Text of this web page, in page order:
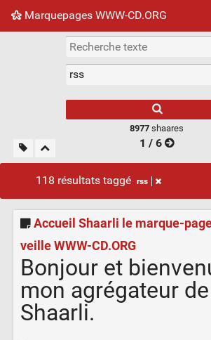
Marquepages WWW-CD.ORG
Nuage de tags Mur d'images
8977 shaares
1 / 6
118 résultats taggé rss
Accueil Shaarli le marque-
veille WWW-CD.ORG
Bonjour et
mon agrégateur
Shaarli.